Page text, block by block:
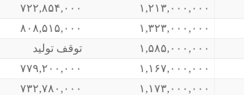
۱,۲۱۳,۰۰۰,۰۰۰
۷۲۲,۸۵۴,۰۰۰
۱,۳۲۳,۰۰۰,۰۰۰
۸۰۸,۵۱۵,۰۰۰
۱,۵۸۵,۰۰۰,۰۰۰
توقف تولید
۱,۱۶۷,۰۰۰,۰۰۰
۷۷۹,۲۰۰,۰۰۰
۱,۱۷۳,۰۰۰,۰۰۰
۷۳۲,۷۸۰,۰۰۰